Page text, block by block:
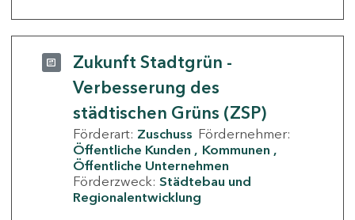
Zukunft Stadtgrün -
Verbesserung des
städtischen Grüns (ZSP)
Förderart: Zuschuss Fördernehmer:
Öffentliche Kunden
Kommunen
Öffentliche Unternehmen
Förderzweck: Städtebau und
Regionalentwicklung